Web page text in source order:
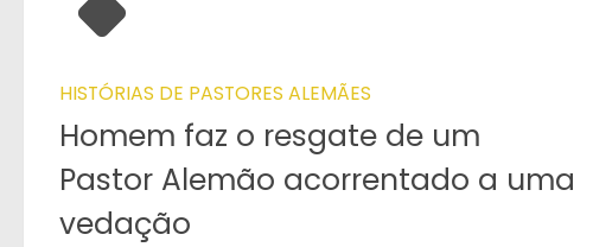
HISTÓRIAS DE PASTORES ALEMÃES
Homem faz o resgate de um
Pastor Alemão acorrentado a uma
vedação